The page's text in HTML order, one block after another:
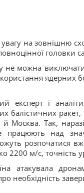
на зовнішню
головки
не можна
ядерних
експерт і
балістичних
Москва. Так,
працюють над
розпочатися
2200 м/с, точність
атакувала
необхідність